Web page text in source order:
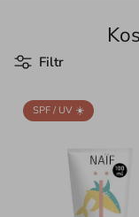
Filtr
SPF / UV ☀️